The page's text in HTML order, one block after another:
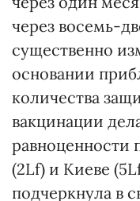
через восемь-
существенно
основании
количества
вакцинации
равноценности
(2Lf) и Киеве
подчеркнула в